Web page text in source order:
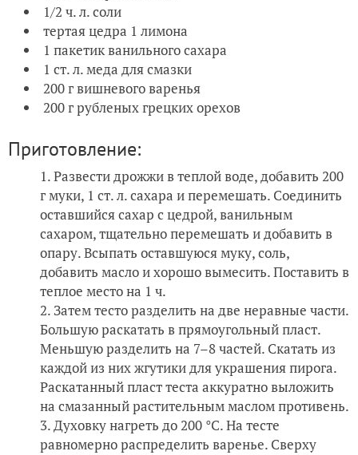
1/2 ч. л. соли
тертая цедра 1 лимона
1 пакетик ванильного сахара
1 ст. л. меда для смазки
200 г вишневого варенья
200 г рубленых грецких орехов
Приготовление:
Развести дрожжи в теплой воде, добавить 200
г муки, 1 ст. л. сахара и перемешать. Соединить
оставшийся сахар с цедрой, ванильным
сахаром, тщательно перемешать и добавить в
опару. Всыпать оставшуюся муку, соль,
добавить масло и хорошо вымесить. Поставить в
теплое место на 1 ч.
Затем тесто разделить на две неравные части.
Большую раскатать в прямоугольный пласт.
Меньшую разделить на 7–8 частей. Скатать из
каждой из них жгутики для украшения пирога.
Раскатанный пласт теста аккуратно выложить
на смазанный растительным маслом противень.
Духовку нагреть до 200 °С. На тесте
равномерно распределить варенье. Сверху